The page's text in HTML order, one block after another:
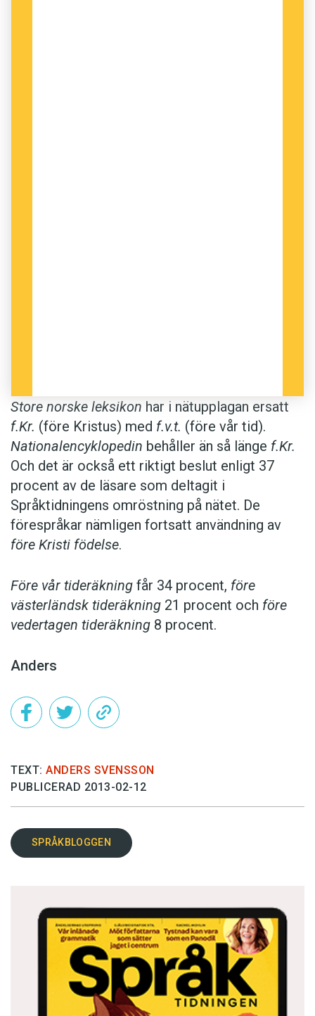
Store norske leksikon har i nätupplagan ersatt
f.Kr. (före Kristus) med f.v.t. (före vår tid).
Nationalencyklopedin behåller än så länge f.Kr.
Och det är också ett riktigt beslut enligt 37
procent av de läsare som deltagit i
Språktidningens omröstning på nätet. De
förespråkar nämligen fortsatt användning av
före Kristi födelse.
Före vår tideräkning får 34 procent, före
västerländsk tideräkning 21 procent och före
vedertagen tideräkning 8 procent.
Anders
TEXT: ANDERS SVENSSON
PUBLICERAD 2013-02-12
SPRÅKBLOGGEN